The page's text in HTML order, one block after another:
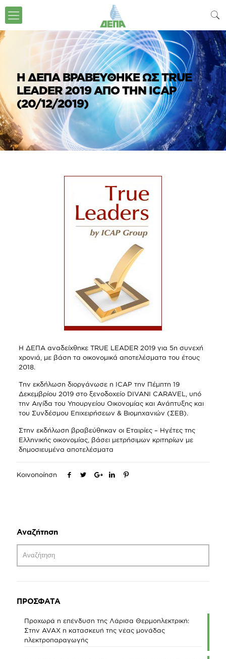
Η ΔΕΠΑ ΒΡΑΒΕΥΘΗΚΕ ΩΣ ΤRUE
LEADER 2019 ΑΠΟ ΤΗΝ ICAP
(20/12/2019)
Η ΔΕΠΑ αναδείχθηκε ΤRUE LEADER 2019 για 5η συνεχή
χρονιά, με βάση τα οικονομικά αποτελέσματα του έτους
2018.
Tην εκδήλωση διοργάνωσε η ICAP την Πέμπτη 19
Δεκεμβρίου 2019 στο ξενοδοχείο DIVANI CARAVEL, υπό
την Αιγίδα του Υπουργείου Οικονομίας και Ανάπτυξης και
του Συνδέσμου Eπιχειρήσεων & Βιομηχανιών (ΣΕΒ).
Στην εκδήλωση βραβεύθηκαν οι Εταιρίες – Ηγέτες της
Ελληνικής οικονομίας, βάσει μετρήσιμων κριτηρίων με
δημοσιευμένα αποτελέσματα
Κοινοποίηση
Αναζήτηση
ΠΡΟΣΦΑΤΑ
Προχωρά η επένδυση της Λάρισα Θερμοηλεκτρική:
Στην AVAX η κατασκευή της νέας μονάδας
ηλεκτροπαραγωγής